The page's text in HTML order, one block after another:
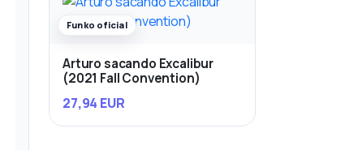
Funko oficial
Arturo sacando Excalibur
(2021 Fall Convention)
27,94 EUR